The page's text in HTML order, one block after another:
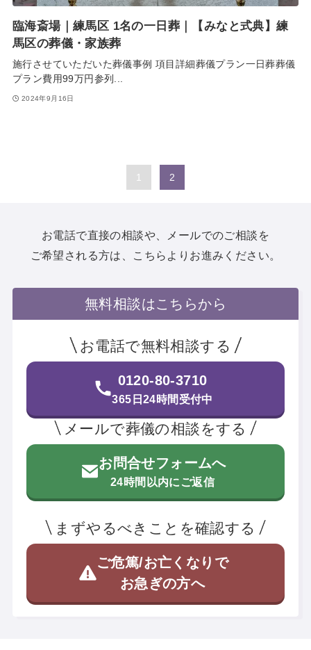
臨海斎場｜練馬区 1名の一日葬｜【みなと式典】練
馬区の葬儀・家族葬
施行させていただいた葬儀事例 項目詳細葬儀プラン一日葬葬儀
プラン費用99万円参列...
2024年9月16日
1 2
お電話で直接の相談や、メールでのご相談を
ご希望される方は、こちらよりお進みください。
無料相談はこちらから
お電話で無料相談する
0120-80-3710
365日24時間受付中
メールで葬儀の相談をする
お問合せフォームへ
24時間以内にご返信
まずやるべきことを確認する
ご危篤/お亡くなりで
お急ぎの方へ